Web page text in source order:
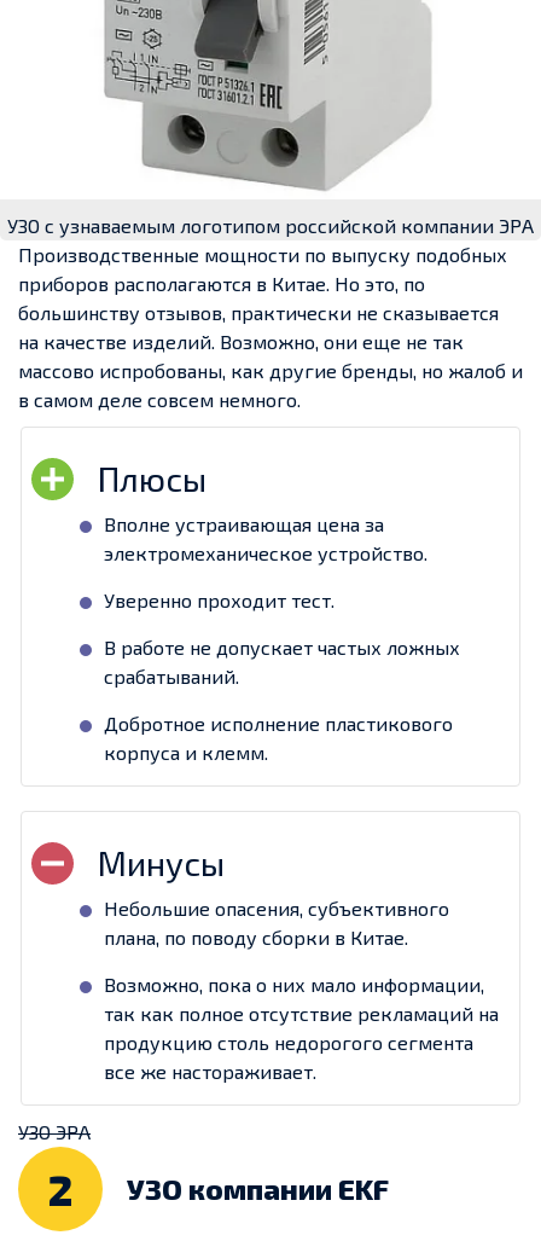
УЗО с узнаваемым логотипом российской компании ЭРА
Производственные мощности по выпуску подобных
приборов располагаются в Китае. Но это, по
большинству отзывов, практически не сказывается
на качестве изделий. Возможно, они еще не так
массово испробованы, как другие бренды, но жалоб и
в самом деле совсем немного.
Вполне устраивающая цена за
электромеханическое устройство.
Уверенно проходит тест.
В работе не допускает частых ложных
срабатываний.
Добротное исполнение пластикового
корпуса и клемм.
Небольшие опасения, субъективного
плана, по поводу сборки в Китае.
Возможно, пока о них мало информации,
так как полное отсутствие рекламаций на
продукцию столь недорогого сегмента
все же настораживает.
УЗО ЭРА
2 УЗО компании EKF